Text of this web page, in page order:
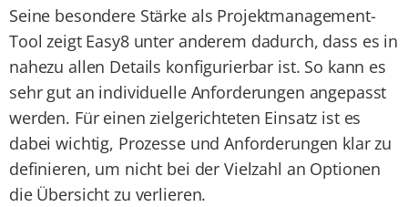
Seine besondere Stärke als Projektmanagement-
Tool zeigt Easy8 unter anderem dadurch, dass es in
nahezu allen Details konfigurierbar ist. So kann es
sehr gut an individuelle Anforderungen angepasst
werden. Für einen zielgerichteten Einsatz ist es
dabei wichtig, Prozesse und Anforderungen klar zu
definieren, um nicht bei der Vielzahl an Optionen
die Übersicht zu verlieren.